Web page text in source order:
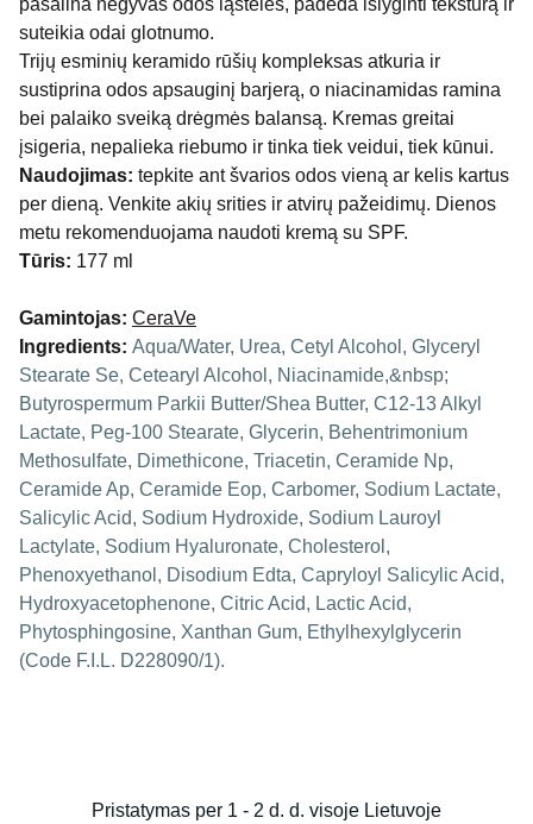
pašalina negyvas odos ląsteles, padeda išlyginti tekstūrą ir
suteikia odai glotnumo.
Trijų esminių keramido rūšių kompleksas atkuria ir
sustiprina odos apsauginį barjerą, o niacinamidas ramina
bei palaiko sveiką drėgmės balansą. Kremas greitai
įsigeria, nepalieka riebumo ir tinka tiek veidui, tiek kūnui.
Naudojimas: tepkite ant švarios odos vieną ar kelis kartus
per dieną. Venkite akių srities ir atvirų pažeidimų. Dienos
metu rekomenduojama naudoti kremą su SPF.
Tūris: 177 ml
Gamintojas: CeraVe
Ingredients: Aqua/Water, Urea, Cetyl Alcohol, Glyceryl
Stearate Se, Cetearyl Alcohol, Niacinamide,&nbsp;
Butyrospermum Parkii Butter/Shea Butter, C12-13 Alkyl
Lactate, Peg-100 Stearate, Glycerin, Behentrimonium
Methosulfate, Dimethicone, Triacetin, Ceramide Np,
Ceramide Ap, Ceramide Eop, Carbomer, Sodium Lactate,
Salicylic Acid, Sodium Hydroxide, Sodium Lauroyl
Lactylate, Sodium Hyaluronate, Cholesterol,
Phenoxyethanol, Disodium Edta, Capryloyl Salicylic Acid,
Hydroxyacetophenone, Citric Acid, Lactic Acid,
Phytosphingosine, Xanthan Gum, Ethylhexylglycerin
(Code F.I.L. D228090/1).
Pristatymas per 1 - 2 d. d. visoje Lietuvoje